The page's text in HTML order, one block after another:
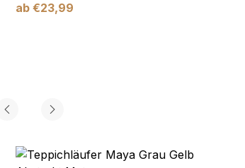
ab €23,99